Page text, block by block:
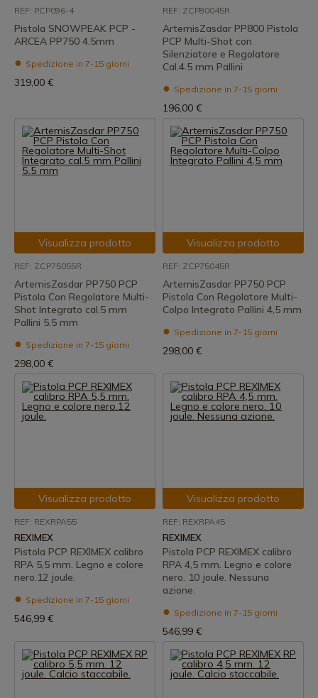
REF: PCP096-4
Pistola SNOWPEAK PCP -
ARCEA PP750 4.5mm
Spedizione in 7-15 giorni
319,00 €
REF: ZCP80045R
ArtemisZasdar PP800 Pistola
PCP Multi-Shot con
Silenziatore e Regolatore
Cal.4.5 mm Pallini
Spedizione in 7-15 giorni
196,00 €
Visualizza prodotto
REF: ZCP75055R
ArtemisZasdar PP750 PCP
Pistola Con Regolatore Multi-
Shot Integrato cal.5 mm
Pallini 5.5 mm
Spedizione in 7-15 giorni
298,00 €
Visualizza prodotto
REF: ZCP75045R
ArtemisZasdar PP750 PCP
Pistola Con Regolatore Multi-
Colpo Integrato Pallini 4,5 mm
Spedizione in 7-15 giorni
298,00 €
Visualizza prodotto
REF: REXRPA55
REXIMEX
Pistola PCP REXIMEX calibro
RPA 5,5 mm. Legno e colore
nero.12 joule.
Spedizione in 7-15 giorni
546,99 €
Visualizza prodotto
REF: REXRPA45
REXIMEX
Pistola PCP REXIMEX calibro
RPA 4,5 mm. Legno e colore
nero. 10 joule. Nessuna
azione.
Spedizione in 7-15 giorni
546,99 €